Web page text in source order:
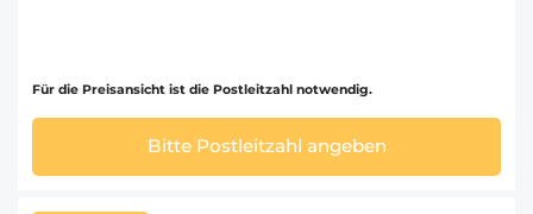
Für die Preisansicht ist die Postleitzahl notwendig.
Bitte Postleitzahl angeben